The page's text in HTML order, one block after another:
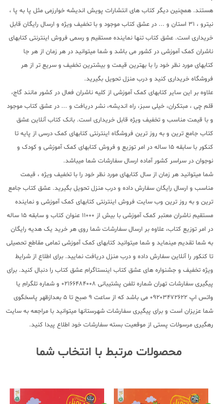
هستند. همچنین دیگر کتاب های انتشارات پویش اندیشه خوارزمی مثل پا به پا ،
نیترو ، 31 استان و ... در عشق کتاب موجود و با تخفیف ویژه و ارسال رایگان قابل
خریداری است. عشق کتاب تنها نماینده مستقیم و رسمی فروش اینترنتی کتابهای
ناشران کمک آموزشی در کشور می باشد و شما میتوانید در هر زمان از هر جا
کتابهای مورد نظر خود را با بهترین قیمت و بیشترین تخفیف و سریع تر از هر
فروشگاه خریداری کنید و درب منزل تحویل بگیرید.
علاوه بر این سایر کتابهای کمک آموزشی از کلیه ناشران فعال در کشور مانند گاج،
قلم چی ، مبتکران، خیلی سبز، راه اندیشه، نشر دریافت و ... در عشق کتاب موجود
و با قیمت مناسب و تخفیف ویژه قابل خریداری است. بانک کتاب آنلاین عشق
کتاب جامع ترین و به روز ترین فروشگاه اینترنتی کتابهای کمک درسی از پایه تا
کنکور با سابقه 15 ساله در امر توزیع و فروش کتابهای کمک آموزشی و کودک و
نوجوان در سراسر کشور آماده ارسال سفارشات شما میباشد.
شما میتوانید هر زمان از سال کتابهای مورد نظر خود را با تخفیف ویژه ، قیمت
مناسب و ارسال رایگان سفارش داده و درب منزل تحویل بگیرید. عشق کتاب جامع
ترین و به روز ترین وب سایت فروش اینترنتی کتابهای کمک آموزشی و نماینده
مستقیم ناشران معتبر کمک آموزشی با بیش از 11000 عنوان کتاب و سابقه 15 ساله
در امر توزیع کتاب، علاوه بر ارسال سفارشات شما روی هر خرید یک هدیه رایگان
به شما تقدیم مینماید و شما میتوانید کتابهای کمک آموزشی تمامی مقاطع تحصیلی
تا کنکور را آنلاین سفارش داده و درب منزل دریافت نمایید. برای اطلاع از شرایط
ویژه تخفیف و جشنواره های عشق کتاب اینستاگرام عشق کتاب را دنبال کنید. برای
پیگیری سفارشات تهران شماره تلفن پشتیبانی 02166484008 و شماره تلگرام یا
واتس اپ 09203472622 می باشد که از ساعت 9 صبح تا 5 بعدازظهر پاسخگوی
شما عزیزان است و برای پیگیری سفارشات شهرستانها میتوانید با مراجعه به سایت
رهگیری مرسولات پستی از موقعیت بسته سفارشات خود اطلاع پیدا کنید.
محصولات مرتبط با انتخاب شما